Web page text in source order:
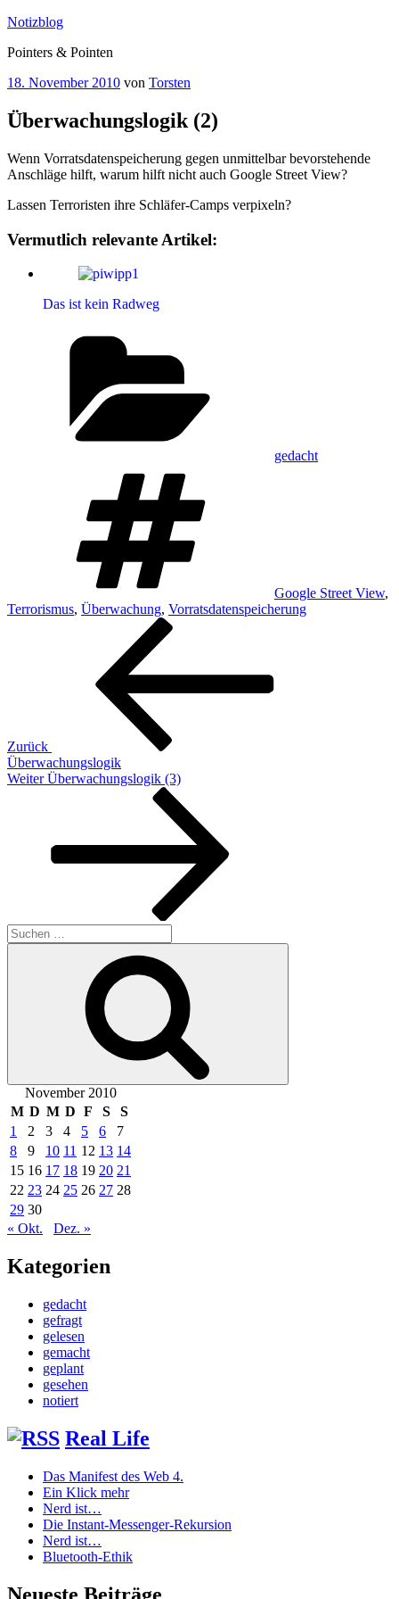
Zum
springen
Notizblog
Pointers & Pointen
Veröffentlicht
18. November 2010 von Torsten
Überwachungslogik (2)
Wenn Vorratsdatenspeicherung gegen unmittelbar bevorstehende
Anschläge hilft, warum hilft nicht auch Google Street View?
Lassen Terroristen ihre Schläfer-Camps verpixeln?
Vermutlich relevante Artikel:
Das ist kein Radweg
gedacht
Google Street View,
Terrorismus, Überwachung, Vorratsdatenspeicherung
Beitragsnavigation
Zurück
Überwachungslogik
Nächster
Weiter Überwachungslogik (3)
Suchen
nach:
November 2010
M D M D F S
S
1
2 3 4 5 6
7
8
9 10 11 12 13 14
15 16 17 18 19 20 21
22 23 24 25 26 27 28
29 30
« Okt.
Dez. »
Kategorien
gedacht
gefragt
gelesen
gemacht
geplant
gesehen
notiert
Real Life
Das Manifest des Web 4.
Ein Klick mehr
Nerd ist…
Die Instant-Messenger-Rekursion
Nerd ist…
Bluetooth-Ethik
Neueste Beiträge